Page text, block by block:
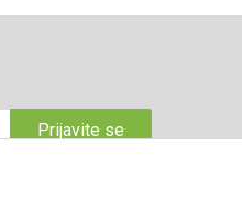
Prijavite se